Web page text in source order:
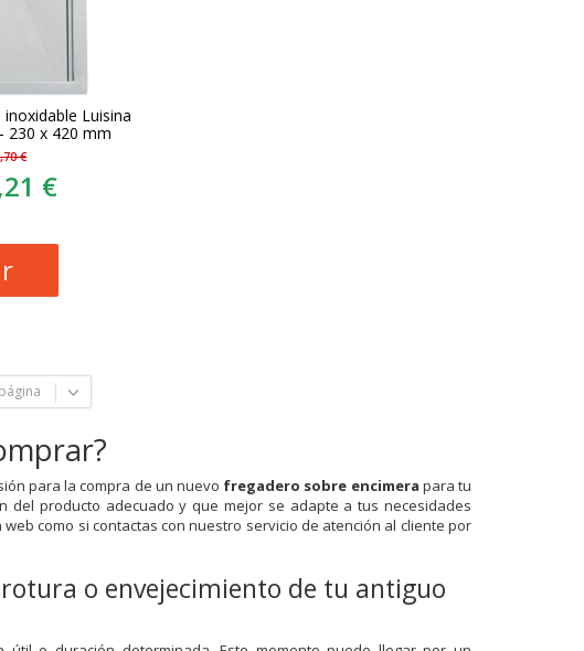
Luisina
230 x 420 mm
€
€
para la compra de un nuevo fregadero sobre encimera para tu
del producto adecuado y que mejor se adapte a tus necesidades
como si contactas con nuestro servicio de atención al cliente por
o envejecimiento de tu antiguo